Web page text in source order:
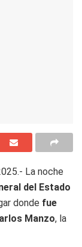
La noche
del Estado
donde fue
Manzo, la